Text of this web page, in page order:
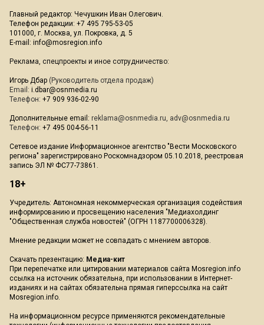
Главный редактор: Чечушкин Иван Олегович.
Телефон редакции: +7 495 795-53-05
101000, г. Москва, ул. Покровка, д. 5
E-mail: info@mosregion.info
Реклама, спецпроекты и иное сотрудничество:
Игорь Дбар (Руководитель отдела продаж)
Email: i.dbar@osnmedia.ru
Телефон: +7 909 936-02-90
Дополнительные email: reklama@osnmedia.ru, adv@osnmedia.ru
Телефон: +7 495 004-56-11
Сетевое издание Информационное агентство "Вести Московского
региона" зарегистрировано Роскомнадзором 05.10.2018, реестровая
запись ЭЛ № ФС77-73861.
18+
Учредитель: Автономная некоммерческая организация содействия
информированию и просвещению населения "Медиахолдинг
"Общественная служба новостей" (ОГРН 1187700006328).
Мнение редакции может не совпадать с мнением авторов.
Скачать презентацию: Медиа-кит
При перепечатке или цитировании материалов сайта Mosregion.info
ссылка на источник обязательна, при использовании в Интернет-
изданиях и на сайтах обязательна прямая гиперссылка на сайт
Mosregion.info.
На информационном ресурсе применяются рекомендательные